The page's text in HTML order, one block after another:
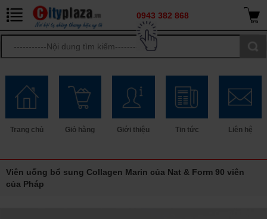
0943 382 868
Trang chủ Giỏ hàng Giới thiệu Tin tức Liên hệ
Viên uống bổ sung Collagen Marin của Nat & Form 90 viên
của Pháp